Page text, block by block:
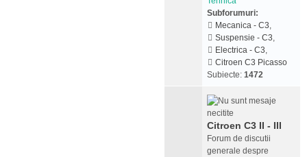
Subforumuri:
Mecanica - C3,
Suspensie - C3,
Electrica - C3,
Citroen C3 Picasso
Subiecte: 1472
Citroen C3 II - III
Forum de discutii
generale despre